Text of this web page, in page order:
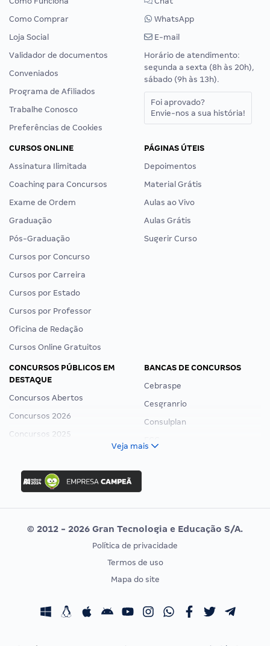
Como Comprar
Loja Social
Validador de documentos
Conveniados
Programa de Afiliados
Trabalhe Conosco
Preferências de Cookies
WhatsApp
E-mail
Horário de atendimento:
segunda a sexta (8h às 20h),
sábado (9h às 13h).
Foi aprovado?
Envie-nos a sua história!
CURSOS ONLINE
Assinatura Ilimitada
Coaching para Concursos
Exame de Ordem
Graduação
Pós-Graduação
Cursos por Concurso
Cursos por Carreira
Cursos por Estado
Cursos por Professor
Oficina de Redação
Cursos Online Gratuitos
PÁGINAS ÚTEIS
Depoimentos
Material Grátis
Aulas ao Vivo
Aulas Grátis
Sugerir Curso
CONCURSOS PÚBLICOS EM
DESTAQUE
Concursos Abertos
Concursos 2026
Concursos 2025
Concurso Ibama
Concurso MPU
Editais publicados
BANCAS DE CONCURSOS
Cebraspe
Cesgranrio
Consulplan
Vunesp
CONCURSOS POR PROFISSÃO
Concursos Fiscais
EXAME DE ORDEM
Calendário OAB
Veja mais
© 2012 - 2026 Gran Tecnologia e Educação S/A.
Política de privacidade
Termos de uso
Mapa do site